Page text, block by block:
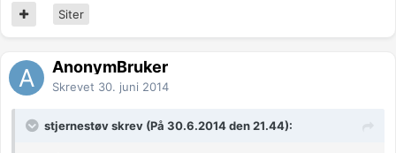
Siter
AnonymBruker
Skrevet 30. juni 2014
stjernestøv skrev (På 30.6.2014 den 21.44):